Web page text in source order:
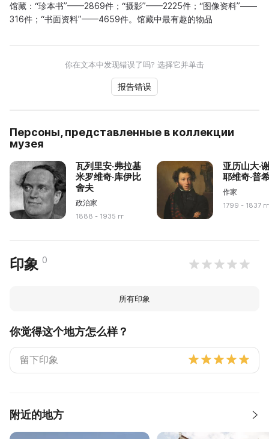
馆藏：“珍本书”——2869件；“摄影”——2225件；“图像资料”——
316件；“书面资料”——4659件。馆藏中最有趣的物品
你在文本中发现错误了吗? 选择它并单击
报告错误
Персоны, представленные в коллекции
музея
瓦列里安·弗拉基
米罗维奇·库伊比
舍夫
政治家
1888 - 1935 гг
亚历山大·
耶维奇·普
作家
1799 - 1837 гг
印象 0
所有印象
你觉得这个地方怎么样？
附近的地方